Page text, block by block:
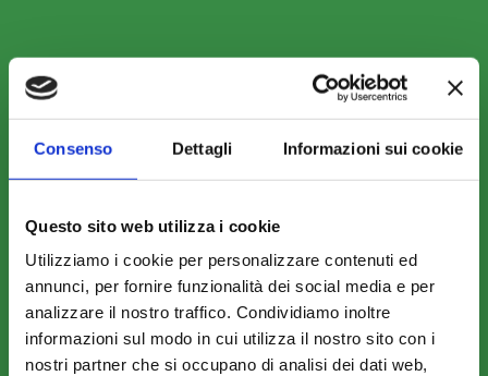
Consenso Dettagli Informazioni sui cookie
Questo sito web utilizza i cookie
Utilizziamo i cookie per personalizzare contenuti ed
annunci, per fornire funzionalità dei social media e per
analizzare il nostro traffico. Condividiamo inoltre
informazioni sul modo in cui utilizza il nostro sito con i
nostri partner che si occupano di analisi dei dati web,
Perché scegliere FonARCom
Amministrazione trasparente